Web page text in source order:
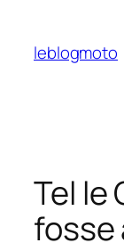
contenu
leblogmoto
Tel le
fosse